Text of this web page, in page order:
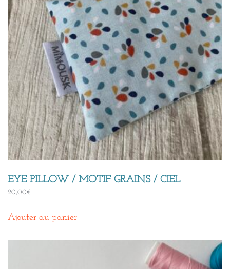
EYE PILLOW / MOTIF GRAINS / CIEL
20,00€
Ajouter au panier